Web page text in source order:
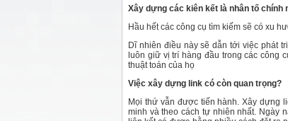
Xây dựng các kiên kết là nhân tố chính
Hầu hết các công cụ tìm kiếm sẽ có xu
Dĩ nhiên điều này sẽ dẫn tới việc phát
luôn giữ vị trí hàng đầu trong các công
thuật toán của họ
Việc xây dựng link có còn quan trọng?
Mọi thứ vẫn được tiến hành. Xây dựng
minh và theo cách tự nhiên nhất. Ngày